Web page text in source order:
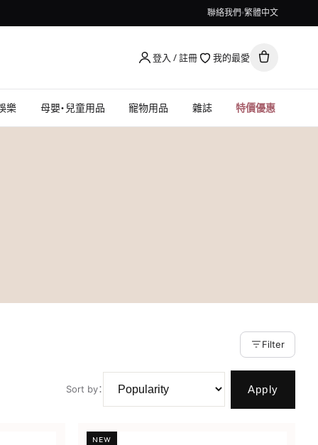
聯絡我們 繁體中文
登入 / 註冊 我的最愛
樂 母嬰・兒童用品 寵物用品 雜誌 特價優惠
Filter
Sort by： Apply
NEW